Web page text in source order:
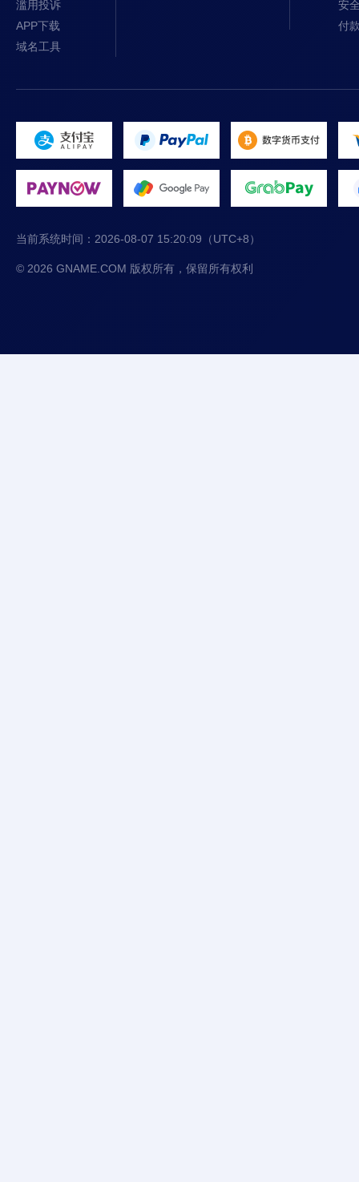
滥用投诉
APP下载
域名工具
安
付
当前系统时间： 2026-08-07 15:20:10 （UTC+8）
© 2026 GNAME.COM 版权所有，保留所有权利